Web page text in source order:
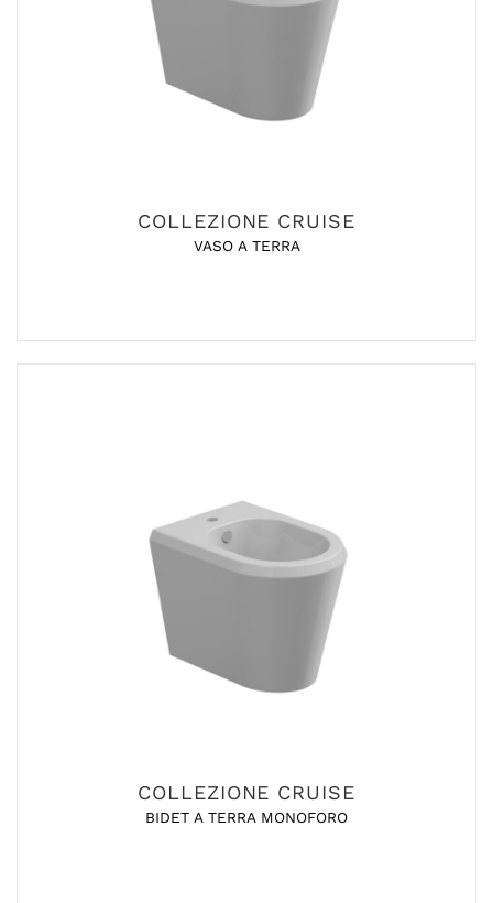
COLLEZIONE CRUISE
VASO A TERRA
COLLEZIONE CRUISE
BIDET A TERRA MONOFORO